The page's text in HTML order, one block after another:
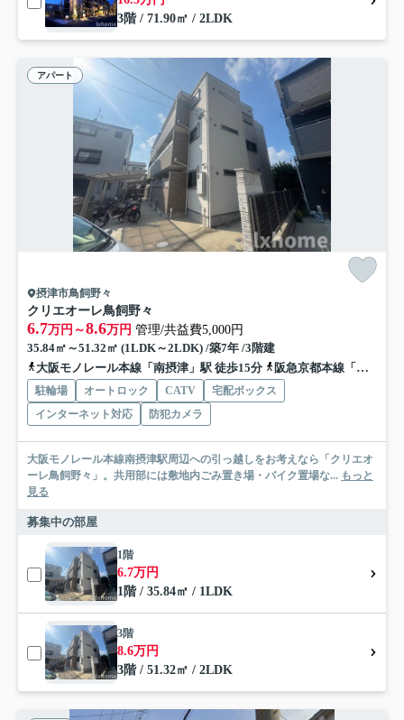
3階 / 71.90㎡ / 2LDK
アパート
摂津市鳥飼野々
クリエオーレ鳥飼野々
6.7万円～8.6万円 管理/共益費5,000円
35.84㎡～51.32㎡ (1LDK～2LDK) /築7年 /3階建
大阪モノレール本線「南摂津」駅 徒歩15分
阪急京都本線「摂津市」駅 徒歩45分
駐輪場 オートロック CATV
宅配ボックス
インターネット対応
防犯カメラ
大阪モノレール本線南摂津駅周辺への引っ越しをお考えなら「クリエオ
ーレ鳥飼野々」。共用部には敷地内ごみ置き場・バイク置場な... もっと
見る
募集中の部屋
1階
6.7万円
1階 / 35.84㎡ / 1LDK
3階
8.6万円
3階 / 51.32㎡ / 2LDK